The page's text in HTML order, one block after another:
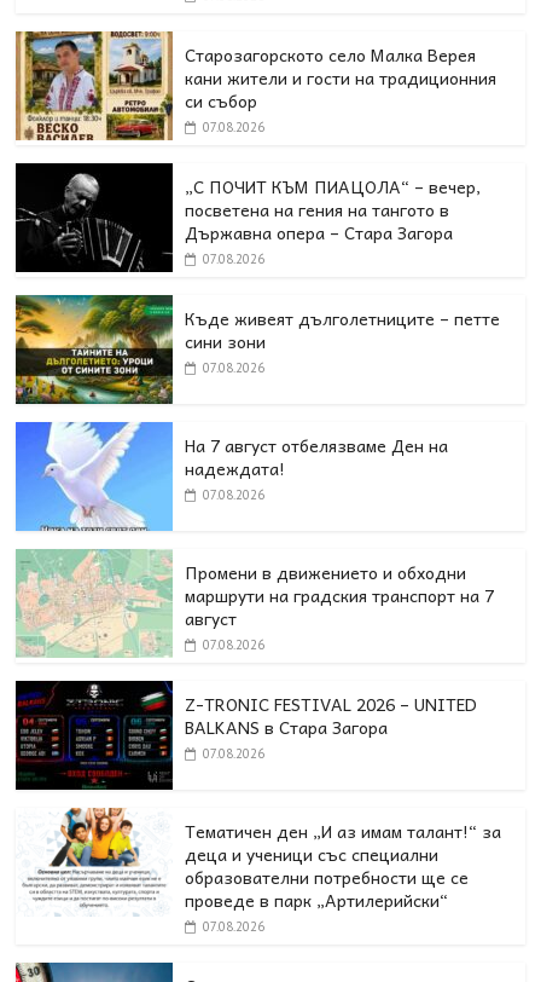
Старозагорското село Малка Верея
кани жители и гости на традиционния
си събор
07.08.2026
„С ПОЧИТ КЪМ ПИАЦОЛА“ – вечер,
посветена на гения на тангото в
Държавна опера – Стара Загора
07.08.2026
Къде живеят дълголетниците – петте
сини зони
07.08.2026
На 7 август отбелязваме Ден на
надеждата!
07.08.2026
Промени в движението и обходни
маршрути на градския транспорт на 7
август
07.08.2026
Z-TRONIC FESTIVAL 2026 – UNITED
BALKANS в Стара Загора
07.08.2026
Тематичен ден „И аз имам талант!“ за
деца и ученици със специални
образователни потребности ще се
проведе в парк „Артилерийски“
07.08.2026